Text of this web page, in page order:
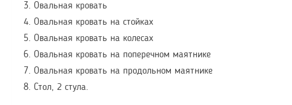
Овальная кровать
Овальная кровать на стойках
Овальная кровать на колесах
Овальная кровать на поперечном маятнике
Овальная кровать на продольном маятнике
Стол, 2 стула.